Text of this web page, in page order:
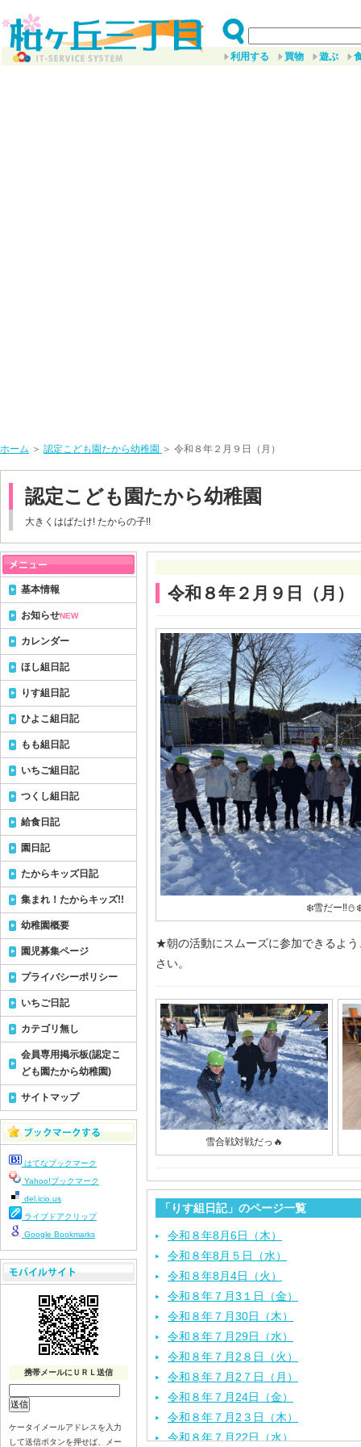
利用する 買物 遊ぶ
ホーム ＞ 認定こども園たから幼稚園 ＞ 令和８年２月９日（月）
認定こども園たから幼稚園
大きくはばたけ! たからの子!!
令和８年２月９日（月）
❄️雪だー
★朝の活動にスムーズに参加できるよ
さい。
雪合戦対戦だっ🔥
「りす組日記」のページ一覧
令和８年8月6日（木）
令和８年8月５日（水）
令和８年8月4日（火）
令和８年７月3１日（金）
令和８年７月30日（木）
令和８年７月29日（水）
令和８年７月2８日（火）
令和８年７月2７日（月）
令和８年７月24日（金）
令和８年７月2３日（木）
令和８年７月22日（水）
基本情報
お知らせNEW
カレンダー
ほし組日記
りす組日記
ひよこ組日記
もも組日記
いちご組日記
つくし組日記
給食日記
園日記
たからキッズ日記
集まれ！たからキッズ!!
幼稚園概要
園児募集ページ
プライバシーポリシー
いちご日記
カテゴリ無し
会員専用掲示板(認定こ
ども園たから幼稚園)
サイトマップ
はてなブックマーク
Yahoo!ブックマーク
del.icio.us
ライブドアクリップ
Google Bookmarks
携帯メールにＵＲＬ送信
ケータイメールアドレスを入力
して送信ボタンを押せば、メー